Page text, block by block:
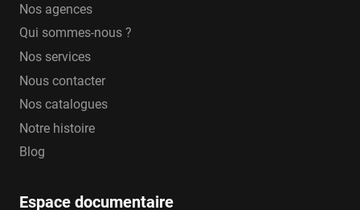
Nos agences
Qui sommes-nous ?
Nos services
Nous contacter
Nos catalogues
Notre histoire
Blog
Espace documentaire